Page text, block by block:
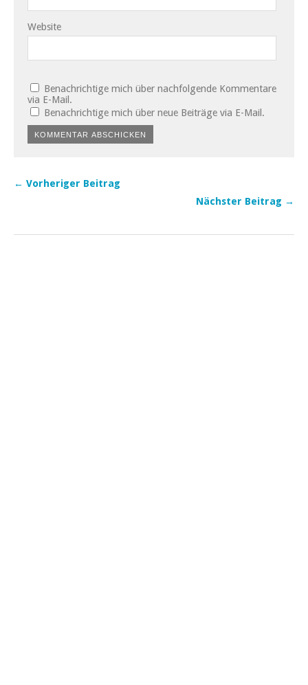
Website
Benachrichtige mich über nachfolgende Kommentare
via E-Mail.
Benachrichtige mich über neue Beiträge via E-Mail.
← Vorheriger Beitrag
Nächster Beitrag →